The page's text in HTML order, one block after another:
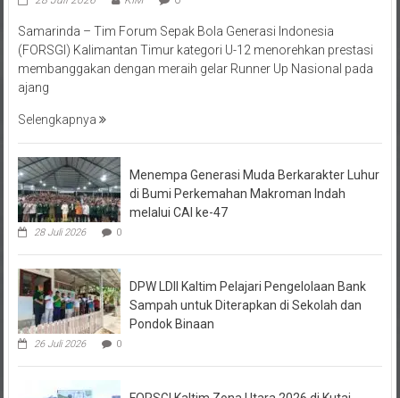
Samarinda – Tim Forum Sepak Bola Generasi Indonesia
(FORSGI) Kalimantan Timur kategori U-12 menorehkan prestasi
membanggakan dengan meraih gelar Runner Up Nasional pada
ajang
Selengkapnya
Menempa Generasi Muda Berkarakter Luhur
di Bumi Perkemahan Makroman Indah
melalui CAI ke-47
28 Juli 2026 0
DPW LDII Kaltim Pelajari Pengelolaan Bank
Sampah untuk Diterapkan di Sekolah dan
Pondok Binaan
26 Juli 2026 0